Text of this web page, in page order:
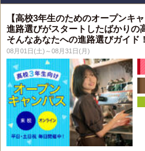
【高校3年生のためのオープンキャ
進路選びがスタートしたばかりの
そんなあなたへの進路選びガイド！
08月01日(土)～08月31日(月)